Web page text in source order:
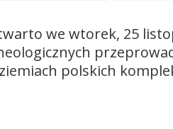
we wtorek, 25
polskich